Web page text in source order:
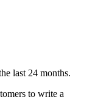
last 24 months.
to write a